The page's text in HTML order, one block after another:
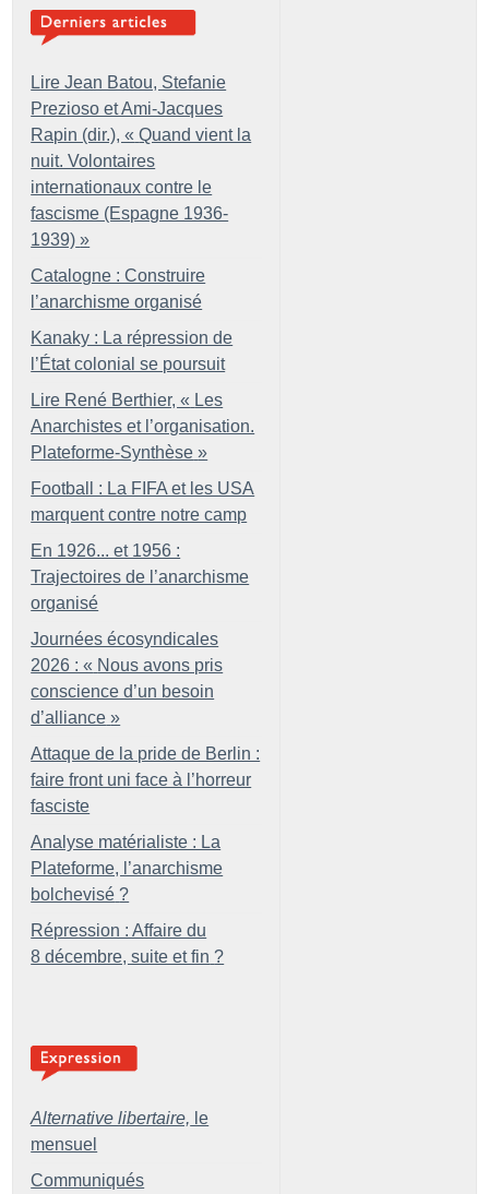
Lire Jean Batou, Stefanie
Prezioso et Ami-Jacques
Rapin (dir.), « Quand vient la
nuit. Volontaires
internationaux contre le
fascisme (Espagne 1936-
1939) »
Catalogne : Construire
l’anarchisme organisé
Kanaky : La répression de
l’État colonial se poursuit
Lire René Berthier, « Les
Anarchistes et l’organisation.
Plateforme-Synthèse »
Football : La FIFA et les USA
marquent contre notre camp
En 1926... et 1956 :
Trajectoires de l’anarchisme
organisé
Journées écosyndicales
2026 : « Nous avons pris
conscience d’un besoin
d’alliance »
Attaque de la pride de Berlin :
faire front uni face à l’horreur
fasciste
Analyse matérialiste : La
Plateforme, l’anarchisme
bolchevisé ?
Répression : Affaire du
8 décembre, suite et fin ?
Alternative libertaire, le
mensuel
Communiqués